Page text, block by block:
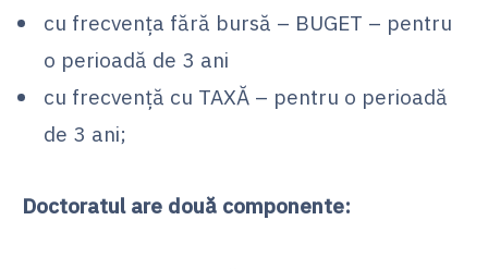
cu frecvența fără bursă – BUGET – pentru
o perioadă de 3 ani
cu frecvență cu TAXĂ – pentru o perioadă
de 3 ani;
Doctoratul are două componente: